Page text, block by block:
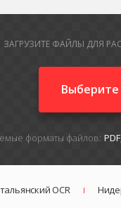
ЗАГРУЗИТЕ ФАЙЛЫ ДЛЯ
форматы файлов:
OCR